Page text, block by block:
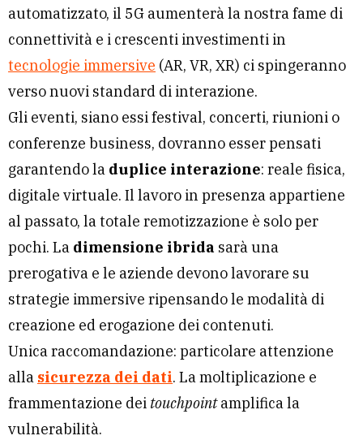
automatizzato, il 5G aumenterà la nostra fame di
connettività e i crescenti investimenti in
tecnologie immersive (AR, VR, XR) ci spingeranno
verso nuovi standard di interazione.
Gli eventi, siano essi festival, concerti, riunioni o
conferenze business, dovranno esser pensati
garantendo la duplice interazione: reale fisica,
digitale virtuale. Il lavoro in presenza appartiene
al passato, la totale remotizzazione è solo per
pochi. La dimensione ibrida sarà una
prerogativa e le aziende devono lavorare su
strategie immersive ripensando le modalità di
creazione ed erogazione dei contenuti.
Unica raccomandazione: particolare attenzione
alla sicurezza dei dati. La moltiplicazione e
frammentazione dei touchpointamplifica la
vulnerabilità.